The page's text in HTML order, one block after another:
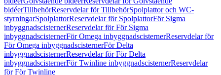
bidéerTillbehörReservdelar för TillbehörSpolplattor och WC-
styrningarSpolplattorReservdelar för SpolplattorFör Sigma
inbyggnadscisternerReservdelar för För Sigma
inbyggnadscisternerFör Omega inbyggnadscisternerReservdelar för
För Omega inbyggnadscisternerFör Delta
inbyggnadscisternerReservdelar för För Delta
inbyggnadscisternerFör Twinline inbyggnadscisternerReservdelar
för För Twinline